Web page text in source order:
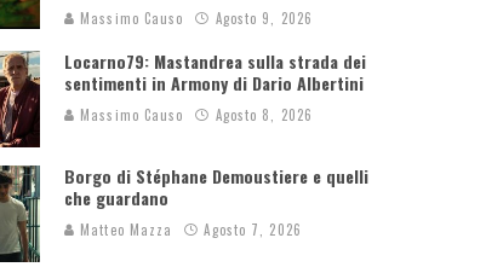
Massimo Causo Agosto 9, 2026
Locarno79: Mastandrea sulla strada dei
sentimenti in Armony di Dario Albertini
Massimo Causo Agosto 8, 2026
Borgo di Stéphane Demoustiere e quelli
che guardano
Matteo Mazza Agosto 7, 2026